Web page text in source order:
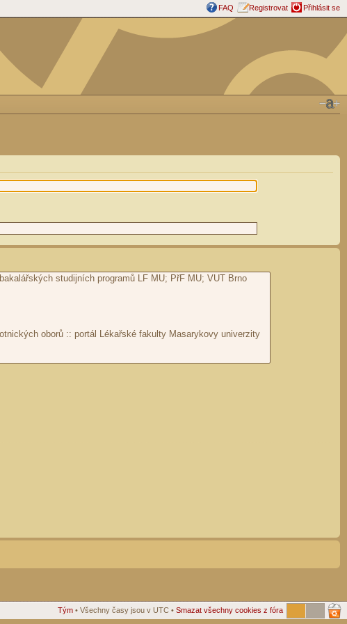
FAQ Registrovat Přihlásit se
Tým • Všechny časy jsou v UTC • Smazat všechny cookies z fóra